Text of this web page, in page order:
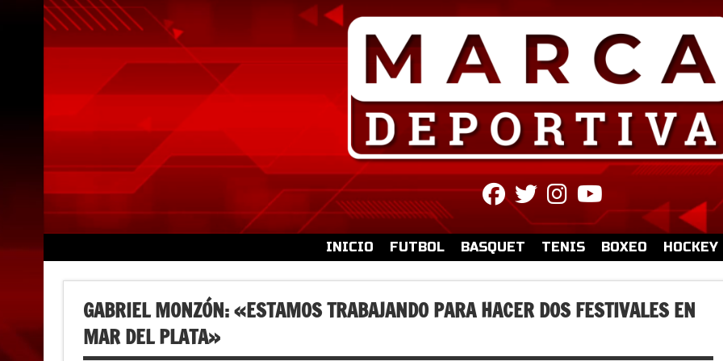
fab
fa-
facebook
fab
fa-
twitter
fab
fa-
instagram
fa-
youtube
INICIO FUTBOL BASQUET TENIS BOXEO HOCKEY
GABRIEL MONZÓN: «ESTAMOS TRABAJANDO PARA HACER DOS FESTIVALES EN
MAR DEL PLATA»